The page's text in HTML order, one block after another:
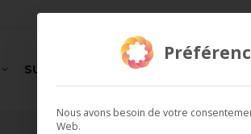
SUPPORT REALISATIONS
Nous avons besoin de votre
Web.